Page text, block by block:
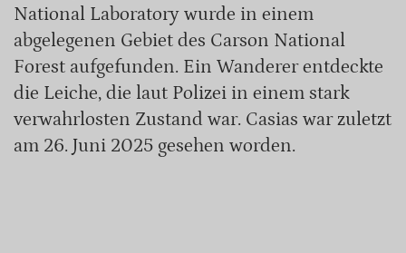
National Laboratory wurde in einem
abgelegenen Gebiet des Carson National
Forest aufgefunden. Ein Wanderer entdeckte
die Leiche, die laut Polizei in einem stark
verwahrlosten Zustand war. Casias war zuletzt
am 26. Juni 2025 gesehen worden.